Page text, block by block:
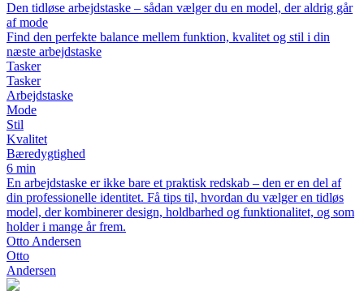
Den tidløse arbejdstaske – sådan vælger du en model, der aldrig går
af mode
Find den perfekte balance mellem funktion, kvalitet og stil i din
næste arbejdstaske
Tasker
Tasker
Arbejdstaske
Mode
Stil
Kvalitet
Bæredygtighed
6 min
En arbejdstaske er ikke bare et praktisk redskab – den er en del af
din professionelle identitet. Få tips til, hvordan du vælger en tidløs
model, der kombinerer design, holdbarhed og funktionalitet, og som
holder i mange år frem.
Otto Andersen
Otto
Andersen